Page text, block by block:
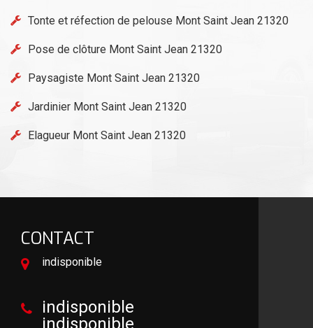
Tonte et réfection de pelouse Mont Saint Jean 21320
Pose de clôture Mont Saint Jean 21320
Paysagiste Mont Saint Jean 21320
Jardinier Mont Saint Jean 21320
Elagueur Mont Saint Jean 21320
CONTACT
indisponible
indisponible
indisponible